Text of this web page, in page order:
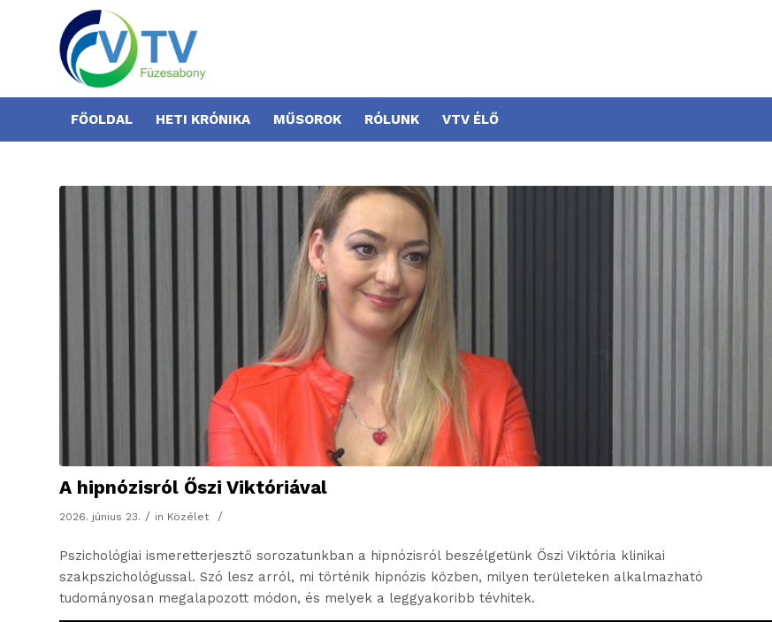
FŐOLDAL HETI KRÓNIKA MŰSOROK RÓLUNK VTV ÉLŐ
A hipnózisról Őszi Viktóriával
2026. június 23. / in Közélet /
Pszichológiai ismeretterjesztő sorozatunkban a hipnózisról beszélgetünk Őszi Viktória klinikai
szakpszichológussal. Szó lesz arról, mi történik hipnózis közben, milyen területeken alkalmazható
tudományosan megalapozott módon, és melyek a leggyakoribb tévhitek.